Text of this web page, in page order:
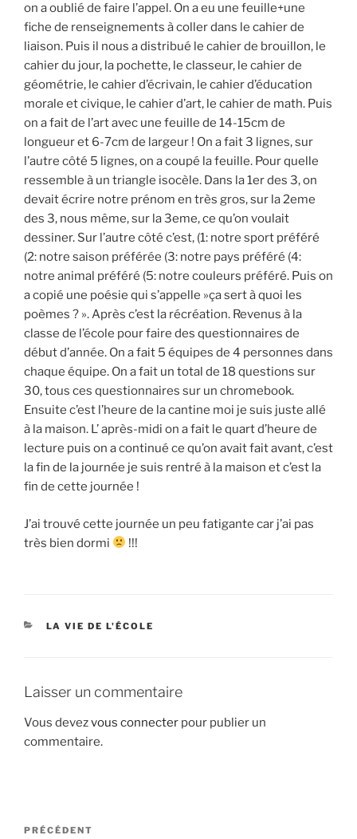
on a oublié de faire l’appel. On a eu une feuille+une
fiche de renseignements à coller dans le cahier de
liaison. Puis il nous a distribué le cahier de brouillon, le
cahier du jour, la pochette, le classeur, le cahier de
géométrie, le cahier d’écrivain, le cahier d’éducation
morale et civique, le cahier d’art, le cahier de math. Puis
on a fait de l’art avec une feuille de 14-15cm de
longueur et 6-7cm de largeur ! On a fait 3 lignes, sur
l’autre côté 5 lignes, on a coupé la feuille. Pour quelle
ressemble à un triangle isocèle. Dans la 1er des 3, on
devait écrire notre prénom en très gros, sur la 2eme
des 3, nous même, sur la 3eme, ce qu’on voulait
dessiner. Sur l’autre côté c’est, (1: notre sport préféré
(2: notre saison préférée (3: notre pays préféré (4:
notre animal préféré (5: notre couleurs préféré. Puis on
a copié une poésie qui s’appelle »ça sert à quoi les
poèmes ? ». Après c’est la récréation. Revenus à la
classe de l’école pour faire des questionnaires de
début d’année. On a fait 5 équipes de 4 personnes dans
chaque équipe. On a fait un total de 18 questions sur
30, tous ces questionnaires sur un chromebook.
Ensuite c’est l’heure de la cantine moi je suis juste allé
à la maison. L’ après-midi on a fait le quart d’heure de
lecture puis on a continué ce qu’on avait fait avant, c’est
la fin de la journée je suis rentré à la maison et c’est la
fin de cette journée !
J’ai trouvé cette journée un peu fatigante car j’ai pas
très bien dormi
!!!
CATÉGORIES
LA VIE DE L'ÉCOLE
Laisser un commentaire
Vous devezvous connecter pour publier un
commentaire.
Navigation
Article
PRÉCÉDENT